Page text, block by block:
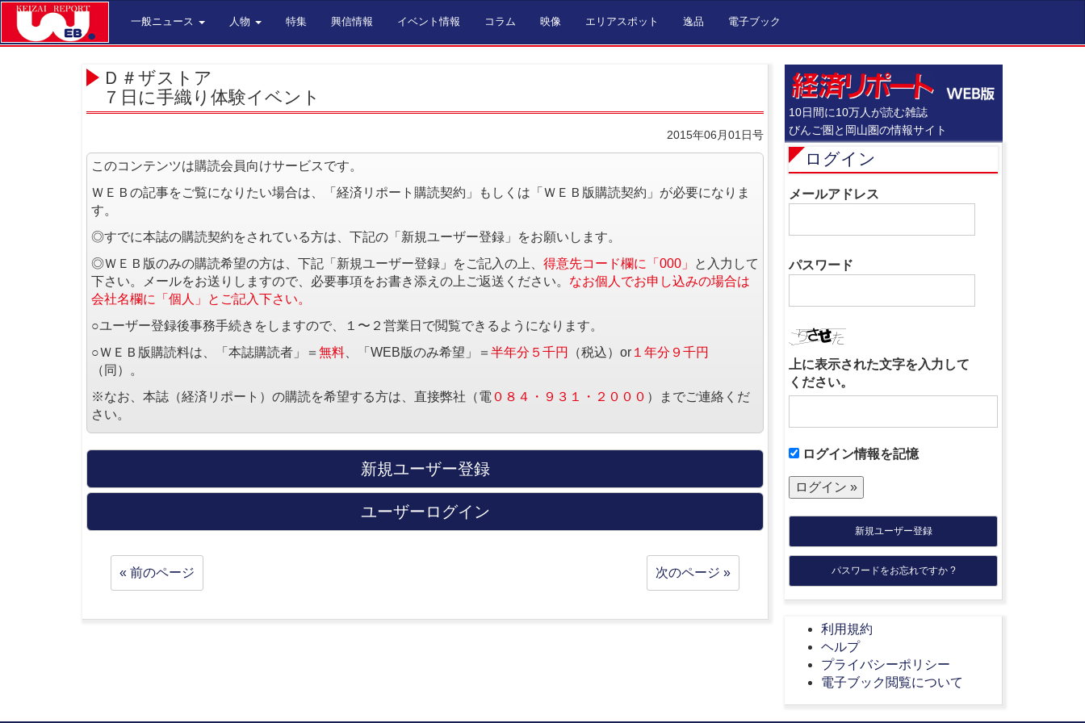
一般ニュース 人物 特集 興信情報 イベント情報 コラム 映像 エリアスポット 逸品 電子ブック
Ｄ＃ザストア
７日に手織り体験イベント
2015年06月01日号
このコンテンツは購読会員向けサービスです。
ＷＥＢの記事をご覧になりたい場合は、「経済リポート購読契約」もしくは「ＷＥＢ版購読契約」が必要になりま
す。
◎すでに本誌の購読契約をされている方は、下記の「新規ユーザー登録」をお願いします。
◎ＷＥＢ版のみの購読希望の方は、下記「新規ユーザー登録」をご記入の上、 得意先コード欄に「000」
と入力して
下さい。メールをお送りしますので、必要事項をお書き添えの上ご返送ください。 なお個人でお申し込みの場合は
会社名欄に「個人」とご記入下さい。
○ユーザー登録後事務手続きをしますので、１〜２営業日で閲覧できるようになります。
○ＷＥＢ版購読料は、「本誌購読者」＝ 無料 、「WEB版のみ希望」＝ 半年分５千円 （税込）or １年分９千円
（同）。
※なお、本誌（経済リポート）の購読を希望する方は、直接弊社（電 ０８４・９３１・２０００ ）までご連絡くだ
さい。
新規ユーザー登録
ユーザーログイン
« 前のページ 次のページ »
10日間に10万人が読む雑誌
びんご圏と岡山圏の情報サイト
ログイン
メールアドレス
パスワード
上に表示された文字を入力して
ください。
ログイン情報を記憶
新規ユーザー登録
パスワードをお忘れですか ?
利用規約
ヘルプ
プライバシーポリシー
電子ブック閲覧について